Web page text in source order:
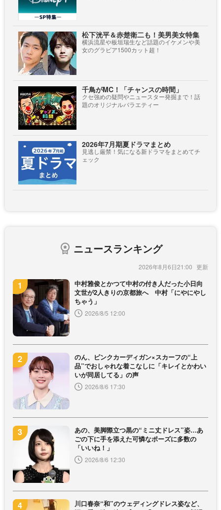
松下洸平＆赤楚衛二も！美男美女特集
横浜流星や板垣瑞生など話題のイケメンや美
女のグラビア1500カット超！
千鳥がMC！「チャンスの時間」
クセ強めの疑問やニュースター発掘まで！話
題のオリジナルバラエティー
2026年7月期夏ドラマまとめ
見逃し厳禁！気になる新ドラマをまとめてチ
ェック
ニュースランキング
2026年8月6日21:00
中村雅俊とかつて中村の付き人だった小日向
文世が2人きりの京都旅へ 中村「にやにやし
ちゃう」
2026/8/5 12:00
のん、ピンクカーディガン×スカーフの“上
品”でおしゃれな着こなしに「キレイとかわい
いが同居してる」の声
2026/8/6 17:30
あの、美脚際立つ黒の“ミニ丈ドレス”姿…あ
ごの下に手を添えた可憐なポーズに多数の
「いいね！」
2026/8/6 12:30
川口春奈“和”のウェディングドレス姿など、